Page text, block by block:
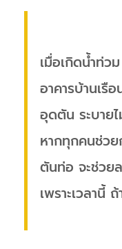
เมื่อเกิดน้ำท่
อาคารบ้านเรื
อุดตัน ระบาย
หากทุกคนช่ว
ตันท่อ จะช่วย
เพราะเวลานี้